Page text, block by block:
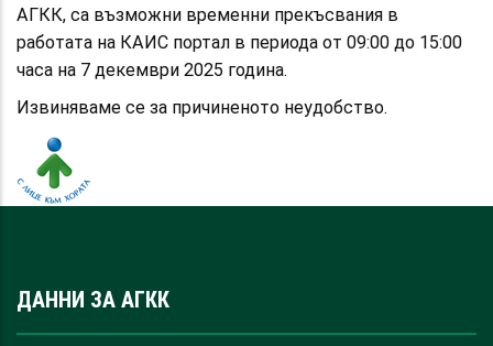
АГКК, са възможни временни прекъсвания в
работата на КАИС портал в периода от 09:00 до 15:00
часа на 7 декември 2025 година.
Извиняваме се за причиненото неудобство.
ДАННИ ЗА АГКК